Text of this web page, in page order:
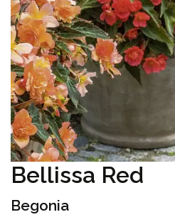
Bellissa Red
Begonia